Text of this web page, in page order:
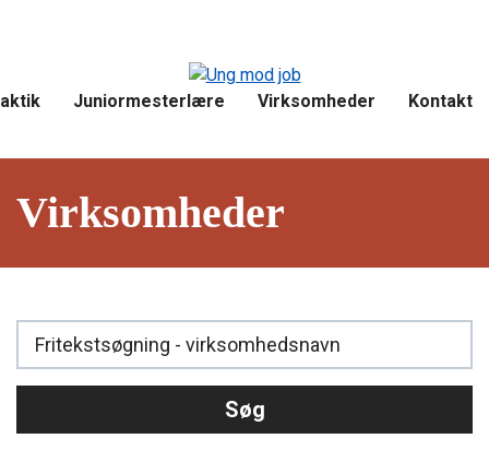
Juniormesterlære Virksomheder Kontakt
Virksomheder
Søg